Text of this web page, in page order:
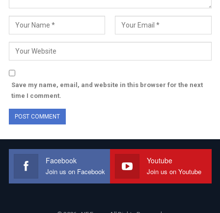
Save my name, email, and website in this browser for the next
time I comment.
Facebook
Join us on Facebook
Youtube
Join us on Youtube